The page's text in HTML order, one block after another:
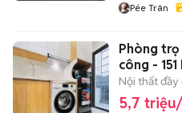
Pée Trân
Phòng trọ
công - 151
Nội thất đầy
5,7